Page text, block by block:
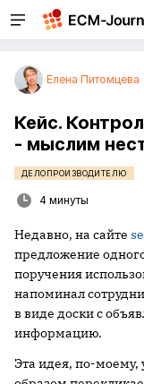
Елена Питомцева
Кейс.
- мыслим
ДЕЛОПРОИЗВОДИТЕЛЮ
4 минуты
Недавно, на сайте
предложение
поручения
напоминал
в виде доски с
информацию.
Эта идея, по-моему,